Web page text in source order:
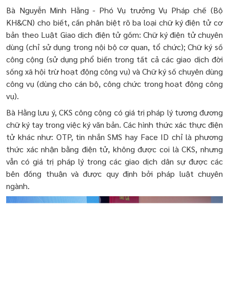
Bà Nguyễn Minh Hằng - Phó Vụ trưởng Vụ Pháp chế (Bộ
KH&CN) cho biết, cần phân biệt rõ ba loại chữ ký điện tử cơ
bản theo Luật Giao dịch điện tử gồm: Chữ ký điện tử chuyên
dùng (chỉ sử dụng trong nội bộ cơ quan, tổ chức); Chữ ký số
công cộng (sử dụng phổ biến trong tất cả các giao dịch đời
sống xã hội trừ hoạt động công vụ) và Chữ ký số chuyên dùng
công vụ (dùng cho cán bộ, công chức trong hoạt động công
vụ).
Bà Hằng lưu ý, CKS công cộng có giá trị pháp lý tương đương
chữ ký tay trong việc ký văn bản. Các hình thức xác thực điện
tử khác như: OTP, tin nhắn SMS hay Face ID chỉ là phương
thức xác nhận bằng điện tử, không được coi là CKS, nhưng
vẫn có giá trị pháp lý trong các giao dịch dân sự được các
bên đồng thuận và được quy định bởi pháp luật chuyên
ngành.